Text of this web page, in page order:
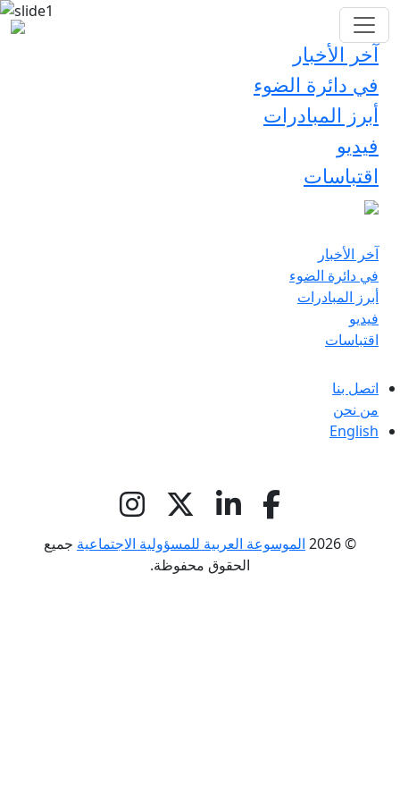
آخر الأخبار
في دائرة الضوء
أبرز المبادرات
فيديو
اقتباسات
آخر الأخبار
في دائرة الضوء
أبرز المبادرات
فيديو
اقتباسات
اتصل بنا
من نحن
English
© 2026 الموسوعة العربية للمسؤولية الاجتماعية جميع
الحقوق محفوظة.